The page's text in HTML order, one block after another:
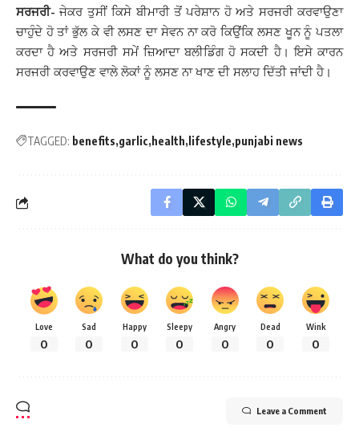
ਸਰਜਰੀ-ਜੇਕਰ ਤੁਸੀਂ ਕਿਸੇ ਬੀਮਾਰੀ ਤੋਂ ਪਰੇਸ਼ਾਨ ਹੋ ਅਤੇ ਸਰਜਰੀ ਕਰਵਾਉਣਾ
ਚਾਹੁੰਦੇ ਹੋ ਤਾਂ ਭੁੱਲ ਕੇ ਵੀ ਲਸਣ ਦਾ ਸੇਵਨ ਨਾ ਕਰੋ ਕਿਉਂਕਿ ਲਸਣ ਖੂਨ ਨੂੰ ਪਤਲਾ
ਕਰਦਾ ਹੈ ਅਤੇ ਸਰਜਰੀ ਸਮੇਂ ਜ਼ਿਆਦਾ ਬਲੀਡਿੰਗ ਹੋ ਸਕਦੀ ਹੈ। ਇਸੇ ਕਾਰਨ
ਸਰਜਰੀ ਕਰਵਾਉਣ ਵਾਲੇ ਲੋਕਾਂ ਨੂੰ ਲਸਣ ਨਾ ਖਾਣ ਦੀ ਸਲਾਹ ਦਿੱਤੀ ਜਾਂਦੀ ਹੈ।
TAGGED: benefits garlic health lifestyle punjabi news
What do you think?
Love
0
Sad
0
Happy
0
Sleepy
0
Angry
0
Dead
0
Wink
0
Leave a Comment